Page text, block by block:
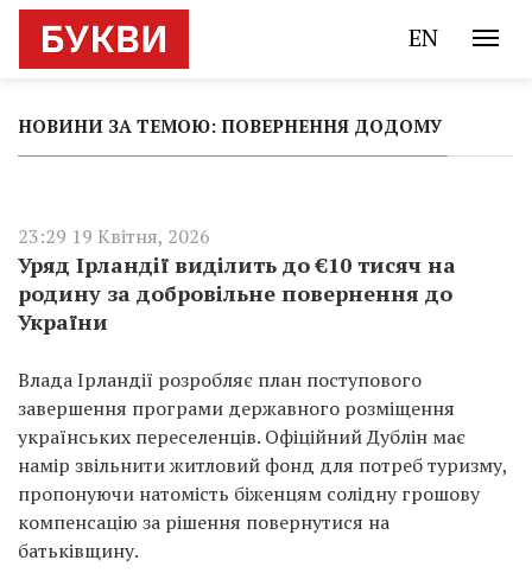
EN
НОВИНИ ЗА ТЕМОЮ: ПОВЕРНЕННЯ ДОДОМУ
23:29 19 Квітня, 2026
Уряд Ірландії виділить до €10 тисяч на
родину за добровільне повернення до
України
Влада Ірландії розробляє план поступового
завершення програми державного розміщення
українських переселенців. Офіційний Дублін має
намір звільнити житловий фонд для потреб туризму,
пропонуючи натомість біженцям солідну грошову
компенсацію за рішення повернутися на
батьківщину.